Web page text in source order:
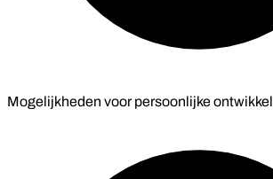
Mogelijkheden voor persoonlijke